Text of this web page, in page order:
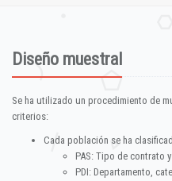
Diseño muestral
Se ha utilizado un procedimiento de
criterios:
Cada población se ha
PAS: Tipo de contrato
PDI: Departamento,